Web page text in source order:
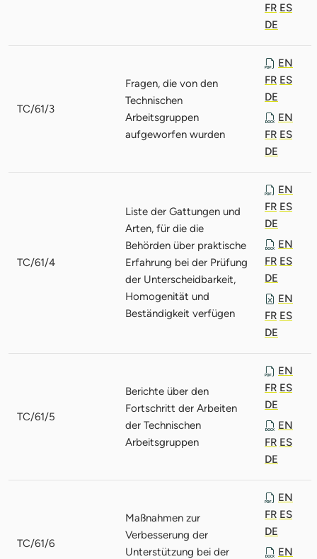
FR ES
DE
TC/61/3
Fragen, die von den
Technischen
Arbeitsgruppen
aufgeworfen wurden
EN
FR ES
DE
EN
FR ES
DE
TC/61/4
Liste der Gattungen und
Arten, für die die
Behörden über praktische
Erfahrung bei der Prüfung
der Unterscheidbarkeit,
Homogenität und
Beständigkeit verfügen
EN
FR ES
DE
EN
FR ES
DE
EN
FR ES
DE
TC/61/5
Berichte über den
Fortschritt der Arbeiten
der Technischen
Arbeitsgruppen
EN
FR ES
DE
EN
FR ES
DE
TC/61/6
Maßnahmen zur
Verbesserung der
Unterstützung bei der
EN
FR ES
DE
EN